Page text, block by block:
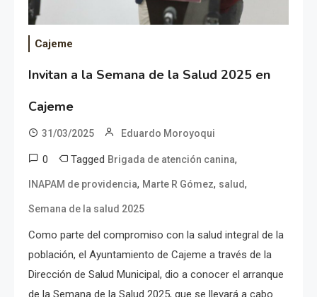
Cajeme
Invitan a la Semana de la Salud 2025 en
Cajeme
31/03/2025 Eduardo Moroyoqui
0 Tagged Brigada de atención canina,
INAPAM de providencia, Marte R Gómez, salud,
Semana de la salud 2025
Como parte del compromiso con la salud integral de la
población, el Ayuntamiento de Cajeme a través de la
Dirección de Salud Municipal, dio a conocer el arranque
de la Semana de la Salud 2025, que se llevará a cabo